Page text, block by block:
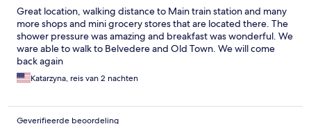
Great location, walking distance to Main train station and many
more shops and mini grocery stores that are located there. The
shower pressure was amazing and breakfast was wonderful. We
ware able to walk to Belvedere and Old Town. We will come
back again
Katarzyna, reis van 2 nachten
Geverifieerde beoordeling